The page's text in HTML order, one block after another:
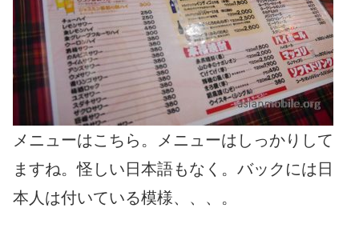
メニューはこちら。メニューはしっかりして
ますね。怪しい日本語もなく。バックには日
本人は付いている模様、、、。